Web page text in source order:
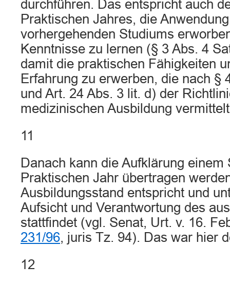
durchführen. Das entspricht auch
Praktischen Jahres, die
vorhergehenden Studiums
Kenntnisse zu lernen (§ 3 Abs. 4
damit die praktischen Fähigkeiten
Erfahrung zu erwerben, die nach §
und Art. 24 Abs. 3 lit. d) der
medizinischen Ausbildung
11
Danach kann die Aufklärung einem
Praktischen Jahr übertragen
Ausbildungsstand entspricht und
Aufsicht und Verantwortung des
stattfindet (vgl. Senat, Urt. v. 16.
231/96, juris Tz. 94). Das war hier
12